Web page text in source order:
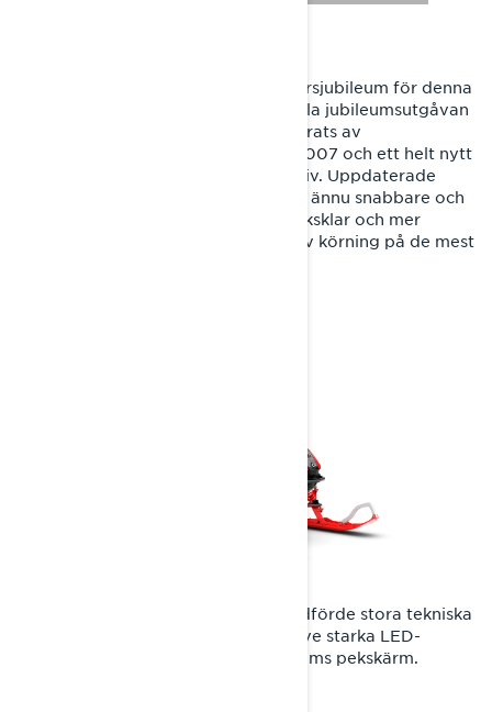
Under 2027-års säsong firar vi 20-årsjubileum för denna
ikoniska sportledskoter. Den speciella jubileumsutgåvan
har en unik färgsättning som inspirerats av
originalmodellen av Rave RE från 2007 och ett helt nytt
Rotax 600RR E-TEC-motoralternativ. Uppdaterade
dämningskalibreringar gör Rave RE ännu snabbare och
för den tillbaka till dess rötter: fabriksklar och mer
förberedd än någonsin för aggressiv körning på de mest
Skiftet till Radien2-plattformen medförde stora tekniska
uppgraderingar till Rave RE, inklusive starka LED-
strålkastare och en modern 10,25-tums pekskärm.